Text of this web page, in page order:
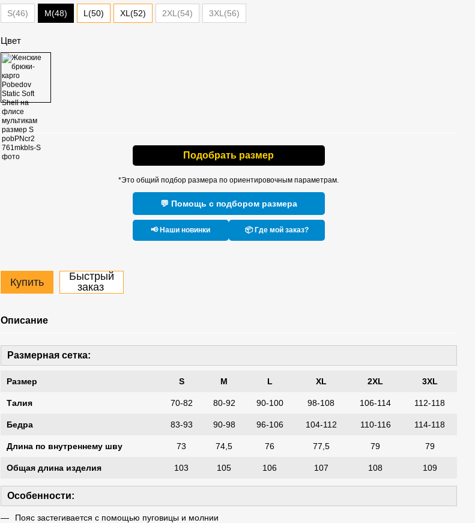
S(46) M(48) L(50) XL(52) 2XL(54) 3XL(56)
Цвет
Подобрать размер
*Это общий подбор размера по ориентировочным параметрам.
💬 Помощь с подбором размера
📢 Наши новинки 📦 Где мой заказ?
Купить
Быстрый
заказ
Описание
Размерная сетка:
Размер S M L XL 2XL 3XL
Талия 70-82 80-92 90-100 98-108 106-114 112-118
Бедра 83-93 90-98 96-106 104-112 110-116 114-118
Длина по внутреннему шву 73 74,5 76 77,5 79 79
Общая длина изделия 103 105 106 107 108 109
Особенности:
Пояс застегивается с помощью пуговицы и молнии